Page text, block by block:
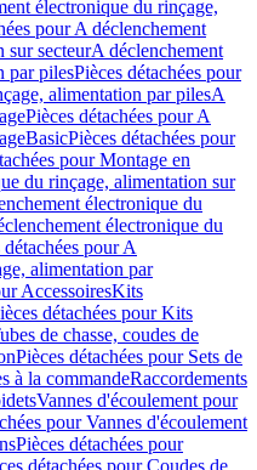
électronique du rinçage,
pour A déclenchement
sur secteurA déclenchement
par pilesPièces détachées pour
alimentation par pilesA
Pièces détachées pour A
BasicPièces détachées pour
pour Montage en
du rinçage, alimentation sur
électronique du
électronique du
détachées pour A
alimentation par
AccessoiresKits
détachées pour Kits
de chasse, coudes de
Pièces détachées pour Sets de
à la commandeRaccordements
Vannes d'écoulement pour
pour Vannes d'écoulement
Pièces détachées pour
détachées pour Coudes de